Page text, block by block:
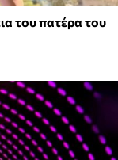
του πατέρα του